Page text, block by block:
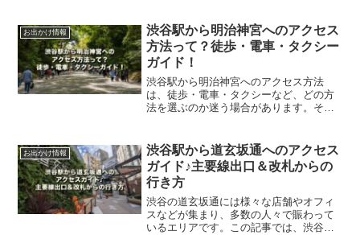
シーを捕まえる方法を、ご紹介していき
ます。
お出かけ情報
渋谷駅から明治神宮へのアクセス
方法って？徒歩・電車・タクシー
ガイド！
渋谷駅から明治神宮へのアクセス方法
は、徒歩・電車・タクシーなど、どの方
法を選ぶのか迷う場合があります。その
では、渋谷駅から明治神宮への様々な行
き方をご紹介します。
お出かけ情報
渋谷駅から道玄坂通へのアクセス
ガイド♪主要線出口＆改札からの
行き方
渋谷の道玄坂通には様々な店舗やオフィ
スなどが集まり、多数の人々で賑わって
いるエリアです。この記事では、渋谷駅